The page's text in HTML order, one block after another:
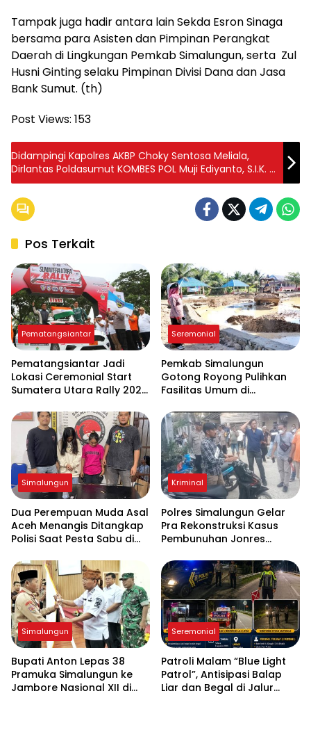
Tampak juga hadir antara lain Sekda Esron Sinaga
bersama para Asisten dan Pimpinan Perangkat
Daerah di Lingkungan Pemkab Simalungun, serta Zul
Husni Ginting selaku Pimpinan Divisi Dana dan Jasa
Bank Sumut. (th)
Post Views: 153
Didampingi Kapolres AKBP Choky Sentosa Meliala,
Dirlantas Poldasumut KOMBES POL Muji Ediyanto, S.I.K. :
Telah Selesai Melaksanakan Olah TKP Kecelakaan
Fatal dengan Sistem Analisis Kecelakaan Canggih TAA
Pos Terkait
Pematangsiantar
Pematangsiantar Jadi
Lokasi Ceremonial Start
Sumatera Utara Rally 2026
Seremonial
Pemkab Simalungun
Gotong Royong Pulihkan
Fasilitas Umum di
Simalungun
Dua Perempuan Muda Asal
Aceh Menangis Ditangkap
Polisi Saat Pesta Sabu di
Kriminal
Polres Simalungun Gelar
Pra Rekonstruksi Kasus
Pembunuhan Jonres
Simalungun
Bupati Anton Lepas 38
Pramuka Simalungun ke
Jambore Nasional XII di
Seremonial
Patroli Malam “Blue Light
Patrol”, Antisipasi Balap
Liar dan Begal di Jalur